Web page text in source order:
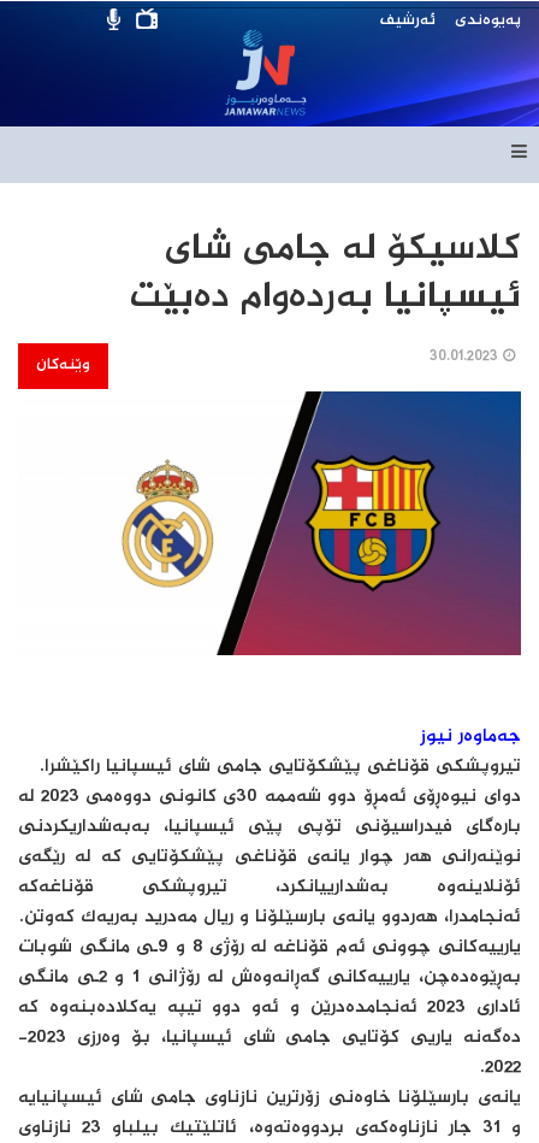
پەیوەندی ئەرشیف
كلاسیكۆ له‌ جامی شای
ئیسپانیا به‌رده‌وام ده‌بێت
وێنەکان
جەماوەر نیوز
تیروپشکی قۆناغی پێشکۆتایی جامی شای ئیسپانیا راکێشرا.
دوای نیوەڕۆی ئەمڕۆ دوو شه‌ممه‌ 30ی كانونی دووه‌می 2023 لە
بارەگای فیدراسیۆنی تۆپی پێی ئیسپانیا، بەبەشداریکردنی
نوێنەرانی هەر چوار یانەی قۆناغی پێشکۆتایی کە لە رێگەی
ئۆنلاینەوە بەشدارییانکرد، تیروپشکی قۆناغەکە
ئەنجامدرا، هەردوو یانەی بارسێلۆنا و ریال مەدرید به‌ریه‌ك كه‌وتن.
یارییەکانی چوونی ئەم قۆناغە لە رۆژی 8 و 9ـی مانگی شوبات
بەڕێوەدەچن، یارییەکانی گەڕانەوەش لە رۆژانی 1 و 2ـی مانگی
ئاداری 2023 ئەنجامدەدرێن و ئەو دوو تیپە یەکلادەبنەوە کە
دەگەنە یاریی کۆتایی جامی شای ئیسپانیا، بۆ وەرزی 2023-
2022.
یانەی بارسێلۆنا خاوەنی زۆرترین نازناوی جامی شای ئیسپانیایە
و 31 جار نازناوەکەی بردووەتەوە، ئاتلێتیک بیلباو 23 نازناوی